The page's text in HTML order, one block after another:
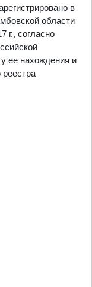
в
области
г., согласно
ее нахождения и
реестра